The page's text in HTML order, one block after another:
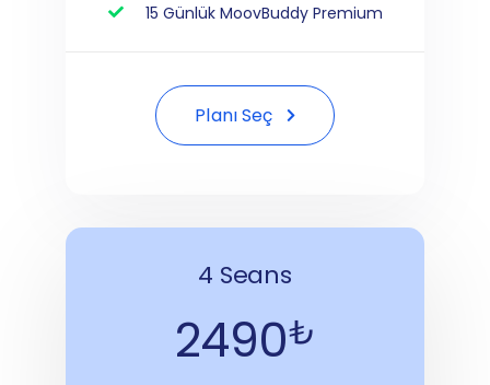
15 Günlük MoovBuddy Premium
Planı Seç
4 Seans
2490₺